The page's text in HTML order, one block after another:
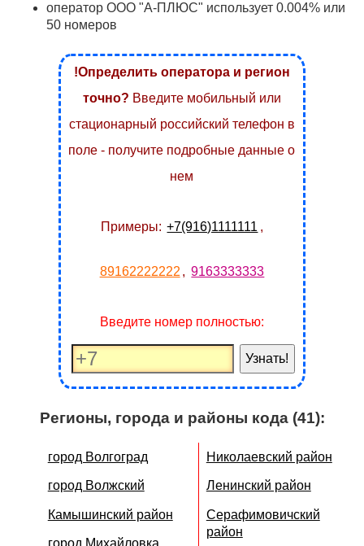
оператор ООО "А-ПЛЮС" использует 0.004% или
50 номеров
!Определить оператора и регион
точно? Введите мобильный или
стационарный российский телефон в
поле - получите подробные данные о
нем
Примеры: +7(916)1111111 ,
89162222222 , 9163333333
Введите номер полностью:
Узнать!
Регионы, города и районы кода (41):
город Волгоград
город Волжский
Камышинский район
город Михайловка
Николаевский район
Ленинский район
Серафимовичский
район